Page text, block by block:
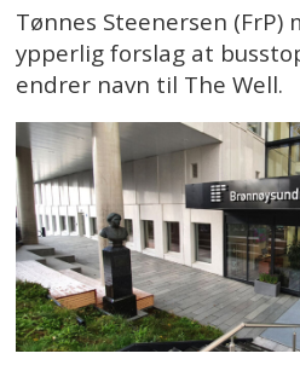
Tønnes Steenersen
ypperlig forslag at
endrer navn til The Well.